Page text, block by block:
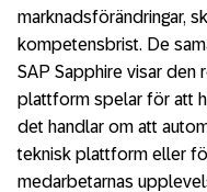
marknadsförändringar,
kompetensbrist. De
SAP Sapphire visar den
plattform spelar för att
det handlar om att
teknisk plattform eller
medarbetarnas